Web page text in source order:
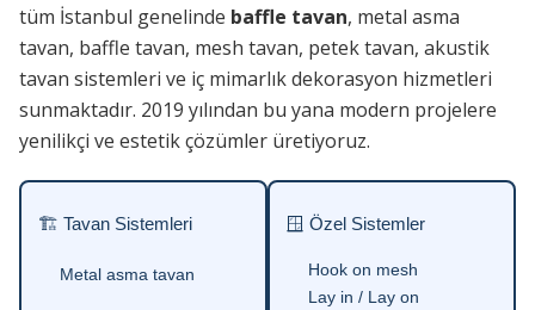
tüm İstanbul genelinde baffle tavan, metal asma
tavan, baffle tavan, mesh tavan, petek tavan, akustik
tavan sistemleri ve iç mimarlık dekorasyon hizmetleri
sunmaktadır. 2019 yılından bu yana modern projelere
yenilikçi ve estetik çözümler üretiyoruz.
🏗 Tavan Sistemleri
Metal asma tavan
🪟 Özel Sistemler
Hook on mesh
Lay in / Lay on